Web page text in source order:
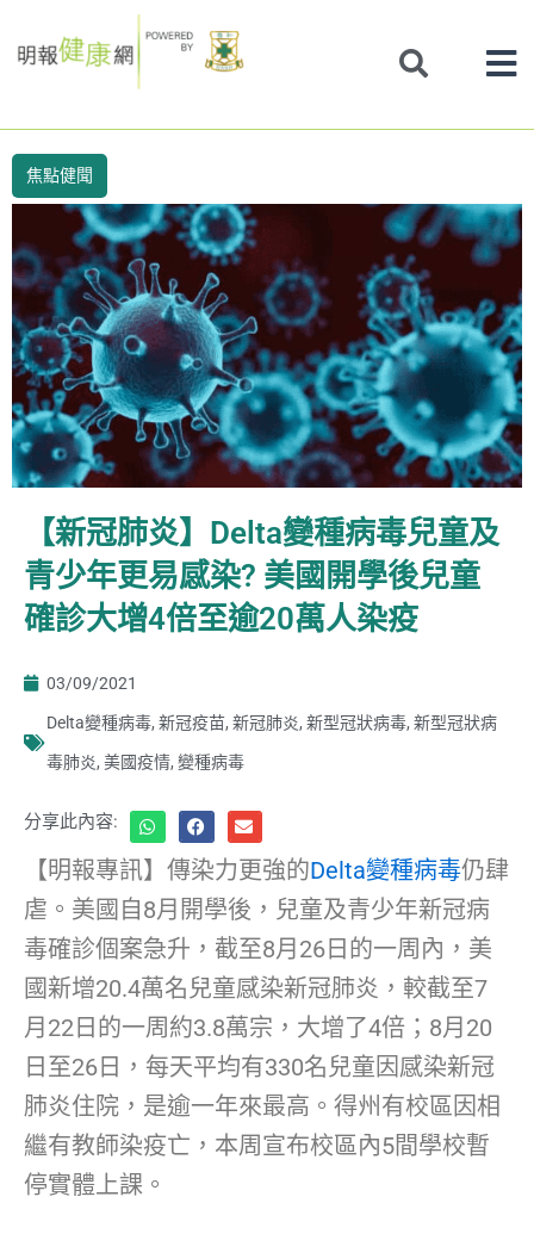
to
焦點健聞
【新冠肺炎】Delta變種病毒兒童及
青少年更易感染? 美國開學後兒童
確診大增4倍至逾20萬人染疫
03/09/2021
Delta變種病毒, 新冠疫苗, 新冠肺炎, 新型冠狀病毒, 新型冠狀病
毒肺炎, 美國疫情, 變種病毒
分享此內容:
【明報專訊】傳染力更強的Delta變種病毒仍肆
虐。美國自8月開學後，兒童及青少年新冠病
毒確診個案急升，截至8月26日的一周內，美
國新增20.4萬名兒童感染新冠肺炎，較截至7
月22日的一周約3.8萬宗，大增了4倍；8月20
日至26日，每天平均有330名兒童因感染新冠
肺炎住院，是逾一年來最高。得州有校區因相
繼有教師染疫亡，本周宣布校區內5間學校暫
停實體上課。